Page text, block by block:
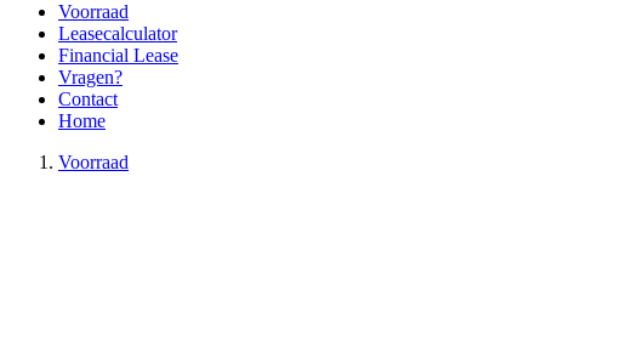
Voorraad
Leasecalculator
Financial Lease
Vragen?
Contact
Home
Voorraad